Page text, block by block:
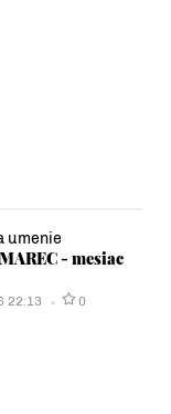
umenie
- mesiac
22:13 0